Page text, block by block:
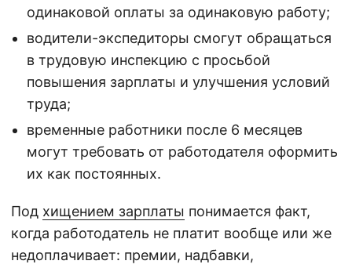
одинаковой оплаты за одинаковую работу;
водители-экспедиторы смогут обращаться
в трудовую инспекцию с просьбой
повышения зарплаты и улучшения условий
труда;
временные работники после 6 месяцев
могут требовать от работодателя оформить
их как постоянных.
Под хищением зарплаты понимается факт,
когда работодатель не платит вообще или же
недоплачивает: премии, надбавки,